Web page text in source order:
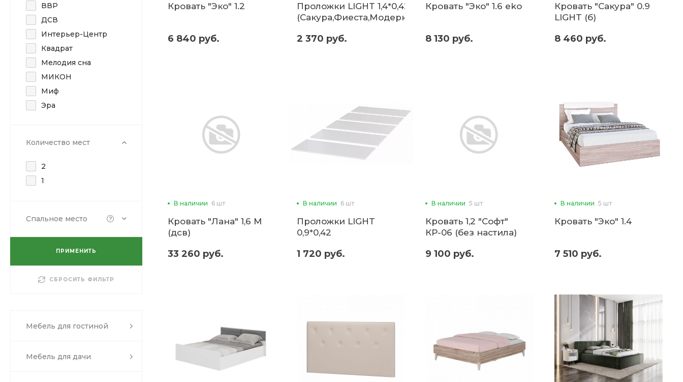
ВВР
ДСВ
Интерьер-Центр
Квадрат
Мелодия сна
МИКОН
Миф
Эра
Количество мест
2
1
Спальное место
ПРИМЕНИТЬ
СБРОСИТЬ ФИЛЬТР
Мебель для гостиной
Мебель для дачи
Кровать "Эко" 1.2
6 840 руб.
Проложки LIGHT 1,4*0,42
(Сакура,Фиеста,Модерн)
2 370 руб.
Кровать "Эко" 1.6 eko
8 130 руб.
Кровать "Сакура" 0.9
LIGHT (б)
8 460 руб.
В наличии 6 шт
Кровать "Лана" 1,6 М
(дсв)
33 260 руб.
В наличии 6 шт
Проложки LIGHT
0,9*0,42
(б)
1 720 руб.
В наличии 5 шт
Кровать 1,2 "Софт"
КР-06 (без настила)
9 100 руб.
В наличии 5 шт
Кровать "Эко" 1.4
7 510 руб.